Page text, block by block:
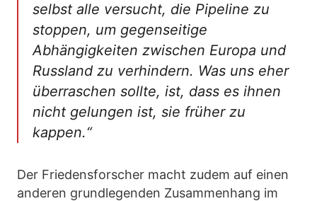
selbst alle versucht, die Pipeline zu
stoppen, um gegenseitige
Abhängigkeiten zwischen Europa und
Russland zu verhindern. Was uns eher
überraschen sollte, ist, dass es ihnen
nicht gelungen ist, sie früher zu
kappen.“
Der Friedensforscher macht zudem auf einen
anderen grundlegenden Zusammenhang im